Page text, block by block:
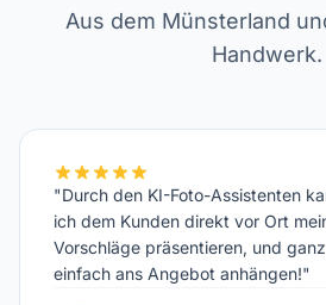
Aus dem Münsterland
Handwerk.
"Durch den KI-Foto-Assistenten
ich dem Kunden direkt vor Ort
Vorschläge präsentieren, und ganz
einfach ans Angebot anhängen!"